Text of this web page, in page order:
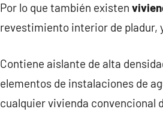
Por lo que también existen
revestimiento interior de pladur,
Contiene aislante de alta
elementos de instalaciones de
cualquier vivienda convencional